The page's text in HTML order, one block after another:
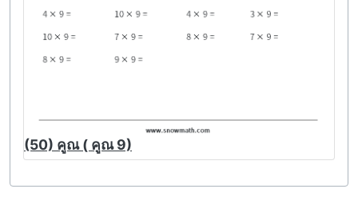
(50) คูณ ( คูณ 9)